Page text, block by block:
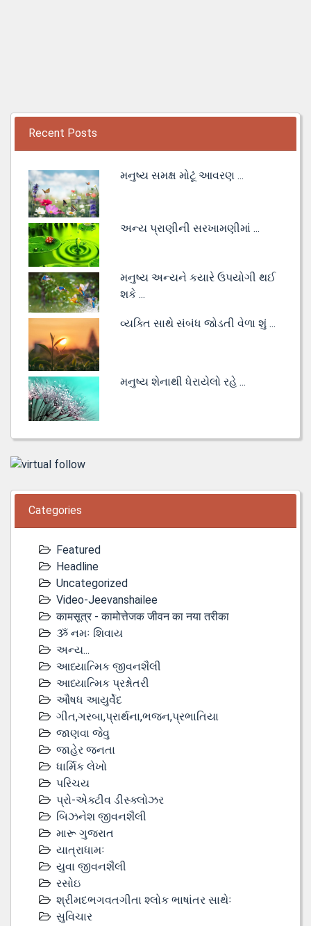
Recent Posts
મનુષ્ય સમક્ષ મોટૂં આવરણ ...
અન્ય પ્રાણીની સરખામણીમાં ...
મનુષ્ય અન્યને કયારે ઉપયોગી થઈ
શકે ...
વ્યક્તિ સાથે સંબંધ જોડતી વેળા શું ...
મનુષ્ય શેનાથી ધેરાયેલો રહે ...
Categories
Featured
Headline
Uncategorized
Video-Jeevanshailee
कामसूत्र - कामोत्तेजक जीवन का नया तरीका
ૐ નમઃ શિવાય
અન્ય...
આધ્યાત્મિક જીવનશૈલી
આધ્યાત્મિક પ્રશ્નોતરી
ઔષધ આયુર્વેદ
ગીત,ગરબા,પ્રાર્થના,ભજન,પ્રભાતિયા
જાણવા જેવુ
જાહેર જનતા
ધાર્મિક લેખો
પરિચય
પ્રો-એક્ટીવ ડીસ્‍ક્લોઝર
બિઝનેશ જીવનશૈલી
મારૂ ગુજરાત
યાત્રાધામઃ
યુવા જીવનશૈલી
રસોઇ
શ્રીમદભગવતગીતા શ્લોક ભાષાંતર સાથેઃ
સુવિચાર